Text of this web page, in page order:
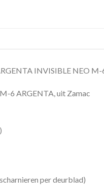
INVISIBLE NEO
6 ARGENTA, uit Zamac
per deurblad)